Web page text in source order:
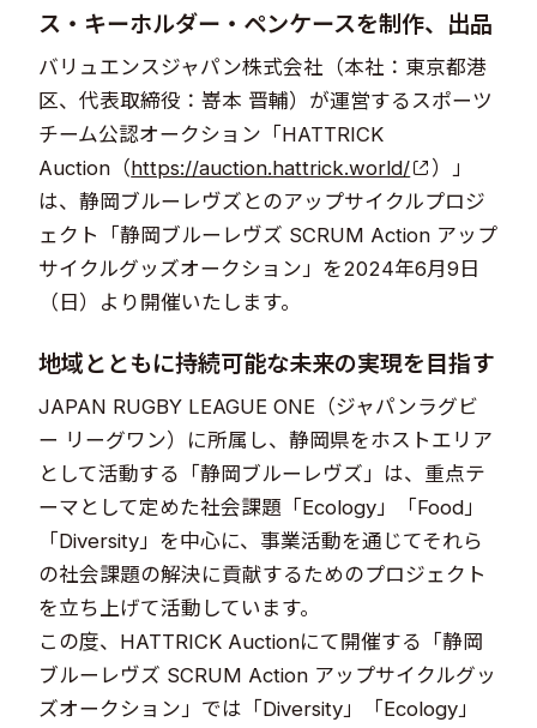
ス・キーホルダー・ペンケースを制作、出品
バリュエンスジャパン株式会社（本社：東京都港
区、代表取締役：嵜本 晋輔）が運営するスポーツ
チーム公認オークション「HATTRICK
Auction（https://auction.hattrick.world/
）」
は、静岡ブルーレヴズとのアップサイクルプロジ
ェクト「静岡ブルーレヴズ SCRUM Action アップ
サイクルグッズオークション」を2024年6月9日
（日）より開催いたします。
地域とともに持続可能な未来の実現を目指す
JAPAN RUGBY LEAGUE ONE（ジャパンラグビ
ー リーグワン）に所属し、静岡県をホストエリア
として活動する「静岡ブルーレヴズ」は、重点テ
ーマとして定めた社会課題「Ecology」「Food」
「Diversity」を中心に、事業活動を通じてそれら
の社会課題の解決に貢献するためのプロジェクト
を立ち上げて活動しています。
この度、HATTRICK Auctionにて開催する「静岡
ブルーレヴズ SCRUM Action アップサイクルグッ
ズオークション」では「Diversity」「Ecology」